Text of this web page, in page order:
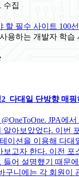
수집
할 필수 사이트 100
용하는 개발자 학습
다대일 단방향 매핑
JPA에
알아보았었다. 이번
이션을 이용해 다
보고자 한다. 이전 포
들어 설명했기 때문
구니에는 각 회원이